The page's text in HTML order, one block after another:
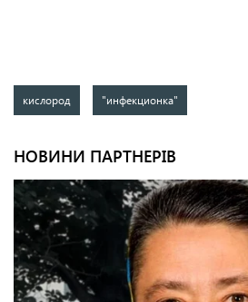
кислород "инфекционка"